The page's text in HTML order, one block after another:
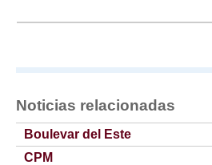
Noticias relacionadas
Boulevar del Este
CPM